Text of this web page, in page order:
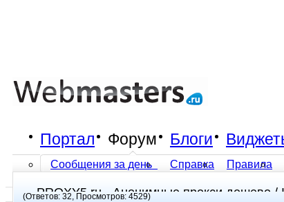
Портал Форум
Сообщения за день Справка Правила
Все разделы прочитаны
Блоги
PROXY5.ru - Анонимные прокси дешево /
(Ответов: 32, Просмотров: 4529)